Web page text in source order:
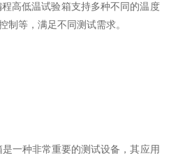
低温试验箱支持多种不同的温度
制等，满足不同测试需求。
种非常重要的测试设备，其应用